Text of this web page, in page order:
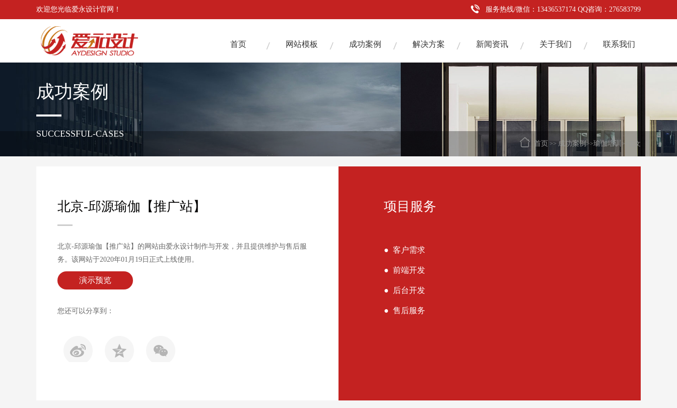
欢迎您光临爱永设计官网！ 服务热线/微信：13436537174 QQ咨询：276583799
首页 网站模板 成功案例 解决方案 新闻资讯 关于我们 联系我们
成功案例
SUCCESSFUL-CASES
首页 >> 成功案例>>瑜伽培训 >>正文
北京-邱源瑜伽【推广站】
北京-邱源瑜伽【推广站】的网站由爱永设计制作与开发，并且提供维护与售后服
务。该网站于2020年01月19日正式上线使用。
演示预览
您还可以分享到：
项目服务
● 客户需求
● 前端开发
● 后台开发
● 售后服务